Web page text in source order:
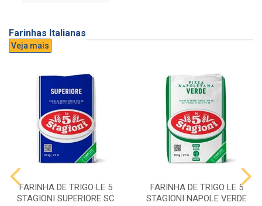
Farinhas Italianas
Veja mais
FARINHA DE TRIGO LE 5
STAGIONI SUPERIORE SC
FARINHA DE TRIGO LE 5
STAGIONI NAPOLE VERDE